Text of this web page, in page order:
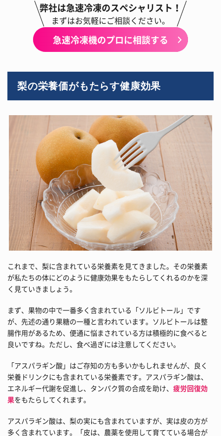
弊社は急速冷凍のスペシャリスト！
まずはお気軽にご相談ください。
急速冷凍機のプロに相談する
梨の栄養価がもたらす健康効果
これまで、梨に含まれている栄養素を見てきました。その栄養素
が私たちの体にどのように健康効果をもたらしてくれるのかを深
く見ていきましょう。
まず、果物の中で一番多く含まれている「ソルビトール」です
が、先述の通り果糖の一種と言われています。ソルビトールは整
腸作用があるため、便通に悩まされている方は積極的に食べると
良いですね。ただし、食べ過ぎには注意してください。
「アスパラギン酸」はご存知の方も多いかもしれませんが、良く
栄養ドリンクにも含まれている栄養素です。アスパラギン酸は、
エネルギー代謝を促進し、タンパク質の合成を助け、 疲労回復効
果をもたらしてくれます。
アスパラギン酸は、梨の実にも含まれていますが、実は皮の方が
多く含まれています。「皮は、農薬を使用して育てている場合が